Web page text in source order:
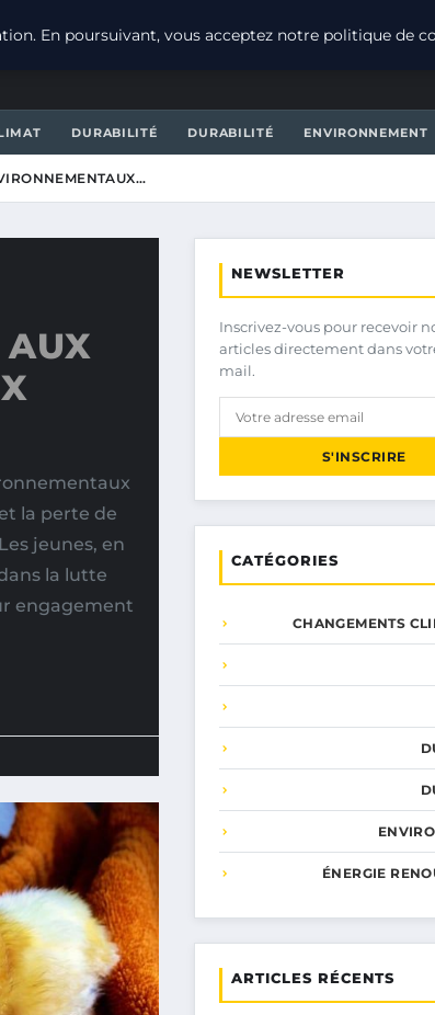
DURABILITÉ DURABILITÉ ENVIRONNEMENT
AUX
la perte de
jeunes, en
la lutte
engagement
NEWSLETTER
Inscrivez-vous pour recevoir
articles directement dans
mail.
S'INSCRIRE
CATÉGORIES
CHANGEMENTS
ÉNERGIE
ARTICLES RÉCENTS
En poursuivant, vous acceptez notre politique de